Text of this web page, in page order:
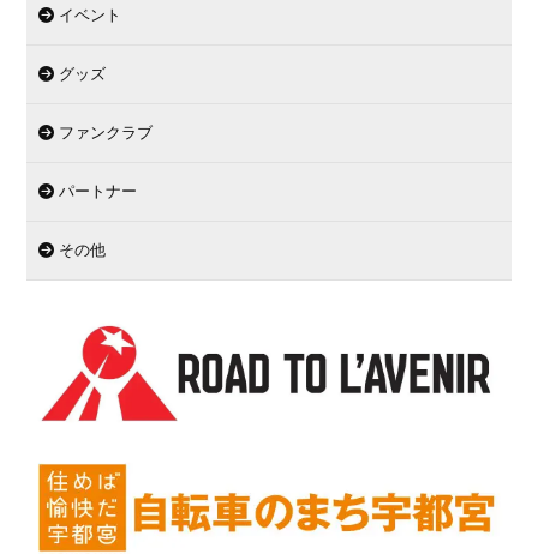
イベント
グッズ
ファンクラブ
パートナー
その他